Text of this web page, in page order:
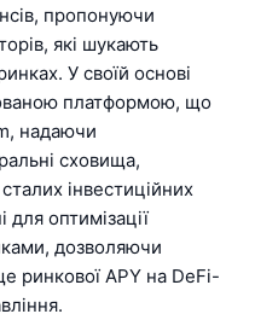
пропонуючи
які шукають
У своїй основі
платформою, що
надаючи
сховища,
інвестиційних
для оптимізації
дозволяючи
ринкової APY на DeFi-